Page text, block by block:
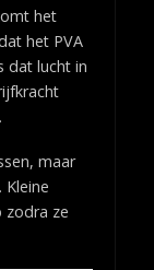
het
het PVA
dat lucht in
maar
zodra ze